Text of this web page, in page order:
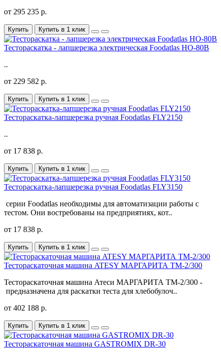
от 295 235 р.
Купить Купить в 1 клик
Тестораскатка - лапшерезка электрическая Foodatlas HO-80B
..
от 229 582 р.
Купить Купить в 1 клик
Тестораскатка-лапшерезка ручная Foodatlas FLY2150
..
от 17 838 р.
Купить Купить в 1 клик
Тестораскатка-лапшерезка ручная Foodatlas FLY3150
серии Foodatlas необходимы для автоматизации работы с
тестом. Они востребованы на предприятиях, кот..
от 17 838 р.
Купить Купить в 1 клик
Тестораскаточная машина ATESY МАРГАРИТА ТМ-2/300
Тестораскаточная машина Атеси МАРГАРИТА ТМ-2/300 -
предназначена для раскатки теста для хлебобулоч..
от 402 188 р.
Купить Купить в 1 клик
Тестораскаточная машина GASTROMIX DR-30